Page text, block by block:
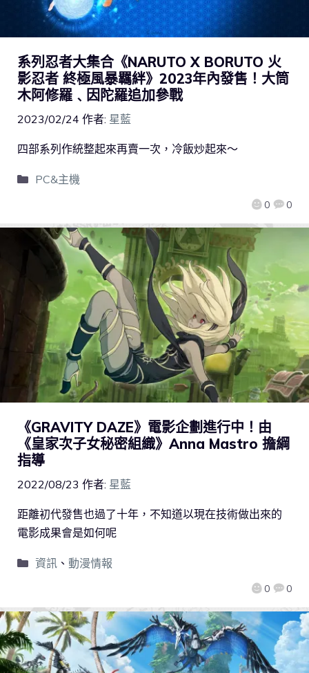
系列忍者大集合《NARUTO X BORUTO 火
影忍者 終極風暴羈絆》2023年內發售！大筒
木阿修羅﹑因陀羅追加參戰
2023/02/24 作者: 星藍
0 0
四部系列作統整起來再賣一次，冷飯炒起來～
PC&主機
《GRAVITY DAZE》電影企劃進行中！由
《皇家次子女秘密組織》Anna Mastro 擔綱
指導
2022/08/23 作者: 星藍
0 0
距離初代發售也過了十年，不知道以現在技術做出來的
電影成果會是如何呢
資訊、 動漫情報